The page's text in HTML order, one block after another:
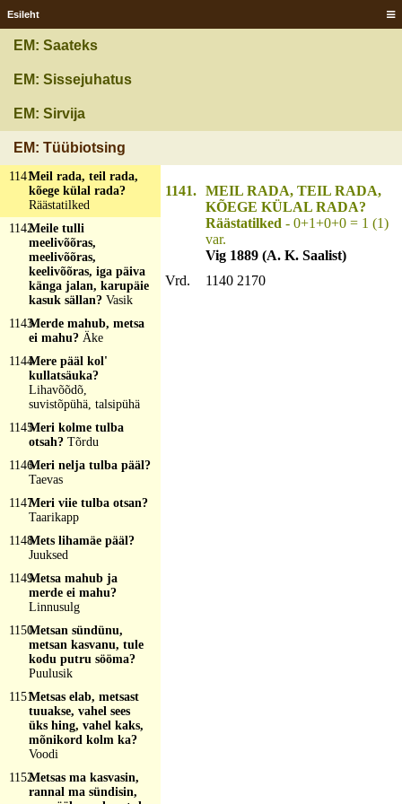
Esileht
EM: Saateks
EM: Sissejuhatus
EM: Sirvija
EM: Tüübiotsing
tamm oli seest õõnes,
seal sees oli [seitse]
puuda sääska, need
kaerakõrtest köit
kunni maast taevani?
Meil must, teil must,
igas peres ise must?
Pada
1141Meil rada, teil rada,
kõege külal rada?
Räästatilked
1142Meile tulli
meelivõõras,
meelivõõras,
keelivõõras, iga päiva
känga jalan, karupäie
kasuk sällan? Vasik
1143Merde mahub, metsa
ei mahu? Äke
1144Mere pääl kol'
kullatsäuka?
Lihavõõdõ,
suvistõpühä, talsipühä
1145Meri kolme tulba
otsah? Tõrdu
1146Meri nelja tulba pääl?
Taevas
1147Meri viie tulba otsan?
Taarikapp
1148Mets lihamäe pääl?
Juuksed
1149Metsa mahub ja
merde ei mahu?
Linnusulg
1150Metsan sündünu,
metsan kasvanu, tule
kodu putru sööma?
Puulusik
1151Metsas elab, metsast
tuuakse, vahel sees
üks hing, vahel kaks,
mõnikord kolm ka?
Voodi
1152Metsas ma kasvasin,
rannal ma sündisin,
1141. MEIL RADA, TEIL RADA,
KÕEGE KÜLAL RADA?
Räästatilked - 0+1+0+0 = 1 (1)
var.
Vig 1889 (A. K. Saalist)
Vrd.
1140 2170